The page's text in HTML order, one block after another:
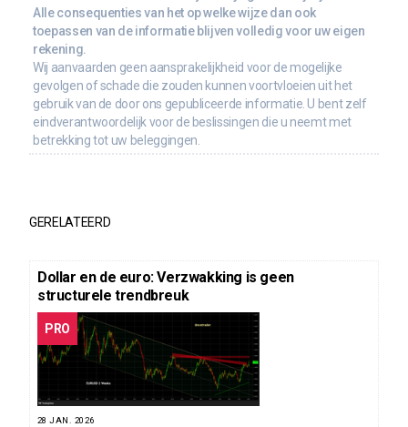
Alle consequenties van het op welke wijze dan ook
toepassen van de informatie blijven volledig voor uw eigen
rekening.
Wij aanvaarden geen aansprakelijkheid voor de mogelijke
gevolgen of schade die zouden kunnen voortvloeien uit het
gebruik van de door ons gepubliceerde informatie. U bent zelf
eindverantwoordelijk voor de beslissingen die u neemt met
betrekking tot uw beleggingen.
GERELATEERD
Dollar en de euro: Verzwakking is geen
structurele trendbreuk
PRO
28 JAN. 2026